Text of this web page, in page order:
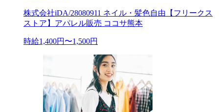
株式会社iDA/28080911 ネイル・髪色自由【フリークス
ストア】アパレル販売 ココサ熊本
時給1,400円〜1,500円